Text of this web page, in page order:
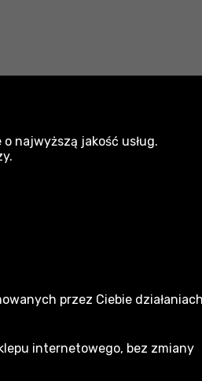
Dlaczego my
Marki
najwyższą jakość usług.
przez Ciebie
internetowego, bez zmiany